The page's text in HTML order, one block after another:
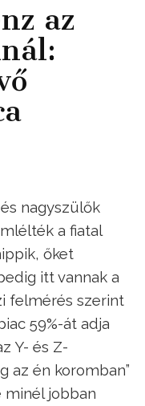
az
nagyszülők
a fiatal
őket
itt vannak a
felmérés szerint
59%-át adja
Y- és Z-
az én koromban”
minél jobban